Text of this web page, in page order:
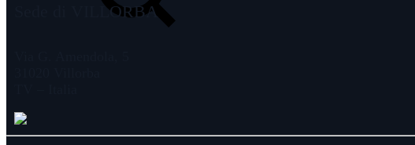
Sede di VILLORBA